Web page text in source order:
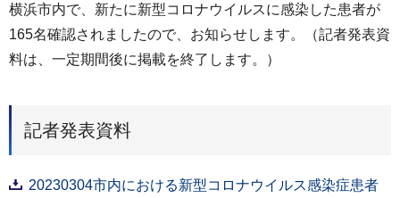
横浜市内で、新たに新型コロナウイルスに感染した患者が
165名確認されましたので、お知らせします。（記者発表資
料は、一定期間後に掲載を終了します。）
記者発表資料
20230304市内における新型コロナウイルス感染症患者